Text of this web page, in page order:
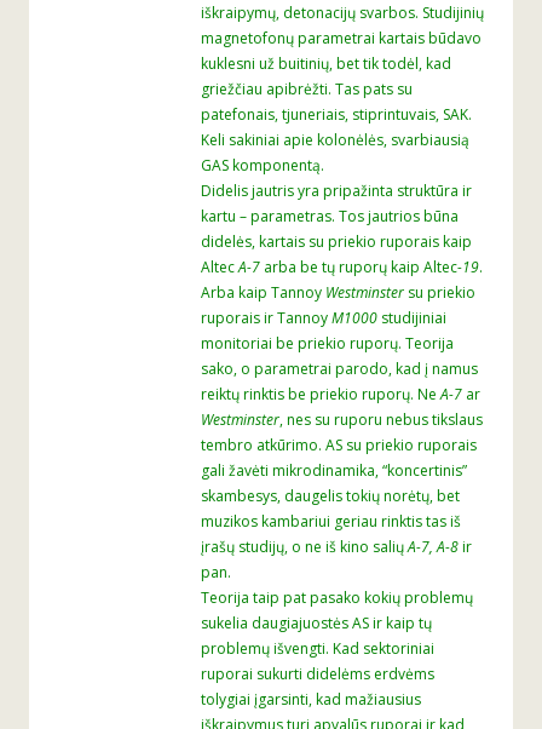
iškraipymų, detonacijų svarbos. Studijinių
magnetofonų parametrai kartais būdavo
kuklesni už buitinių, bet tik todėl, kad
griežčiau apibrėžti. Tas pats su
patefonais, tjuneriais, stiprintuvais, SAK.
Keli sakiniai apie kolonėlės, svarbiausią
GAS komponentą.
Didelis jautris yra pripažinta struktūra ir
kartu – parametras. Tos jautrios būna
didelės, kartais su priekio ruporais kaip
AltecA-7 arba be tų ruporų kaip Altec-19.
Arba kaip Tannoy Westminster su priekio
ruporais ir TannoyM1000 studijiniai
monitoriai be priekio ruporų. Teorija
sako, o parametrai parodo, kad į namus
reiktų rinktis be priekio ruporų. NeA-7 ar
Westminster, nes su ruporu nebus tikslaus
tembro atkūrimo. AS su priekio ruporais
gali žavėti mikrodinamika, “koncertinis”
skambesys, daugelis tokių norėtų, bet
muzikos kambariui geriau rinktis tas iš
įrašų studijų, o ne iš kino saliųA-7, A-8ir
pan.
Teorija taip pat pasako kokių problemų
sukelia daugiajuostės AS ir kaip tų
problemų išvengti. Kad sektoriniai
ruporai sukurti didelėms erdvėms
tolygiai įgarsinti, kad mažiausius